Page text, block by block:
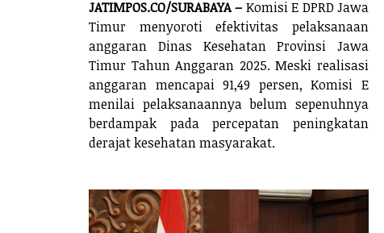
JATIMPOS.CO/SURABAYA – Komisi E DPRD Jawa
Timur menyoroti efektivitas pelaksanaan
anggaran Dinas Kesehatan Provinsi Jawa
Timur Tahun Anggaran 2025. Meski realisasi
anggaran mencapai 91,49 persen, Komisi E
menilai pelaksanaannya belum sepenuhnya
berdampak pada percepatan peningkatan
derajat kesehatan masyarakat.